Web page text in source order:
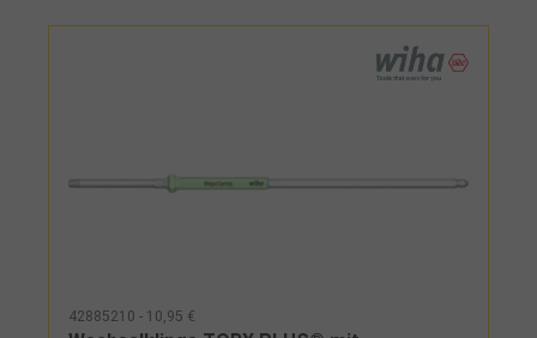
Safe-Torque Speed Bicycle 1 2-6 Nm 2 Bits Torx®,
Länge 50 mm: T10 - T25 4 Bits Sechskant, Länge 50
42885210 - 10,95 €